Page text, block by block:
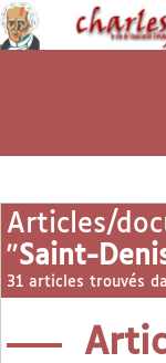
Articles/
"Saint-
31 articles trouvés